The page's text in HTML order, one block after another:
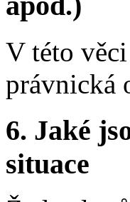
V této
právnická
6. Jaké
situace